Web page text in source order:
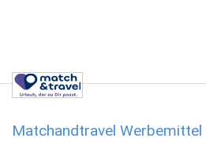
Matchandtravel Werbemittel